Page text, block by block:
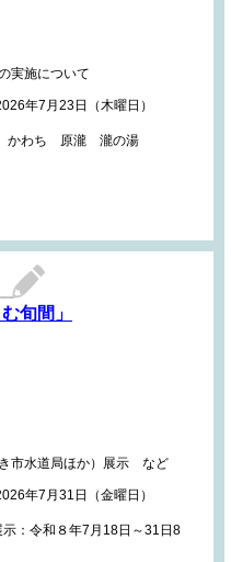
実施について
年7月23日（木曜日）
かわち 原瀧 瀧の湯
旬間」
市水道局ほか）展示 など
年7月31日（金曜日）
示：令和８年7月18日～31日8